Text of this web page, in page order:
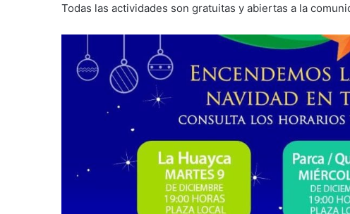
Todas las actividades son gratuitas y abiertas a la